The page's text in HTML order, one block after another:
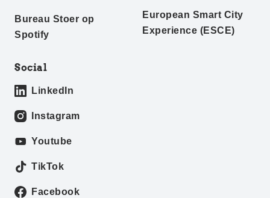
Bureau Stoer op
Spotify
European Smart City
Experience (ESCE)
Social
LinkedIn
Instagram
Youtube
TikTok
Facebook